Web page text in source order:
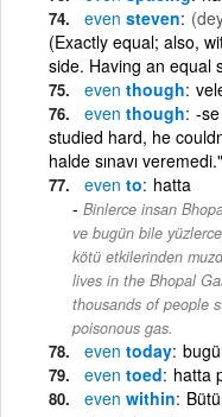
even steven
(Exactly equal; also,
side. Having an equal
even though
even though -
studied hard, he
halde sınavı veremedi."
even to hatta
Binlerce insan
ve bugün bile
kötü etkilerinden
lives in the Bhopal
thousands of people
poisonous gas.
even today
even toed hatta
even within